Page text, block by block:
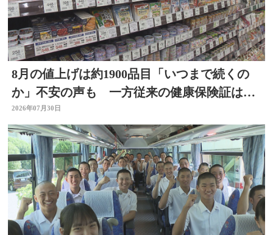
8月の値上げは約1900品目「いつまで続くの
か」不安の声も 一方従来の健康保険証は使
用不可に
2026年07月30日